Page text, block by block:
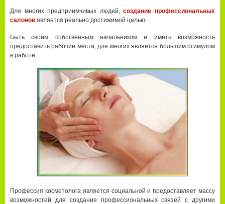
Для многих предприимчивых людей,создание профессиональных
салонов является реально достижимой целью.
Быть своим собственным начальником и иметь возможность
предоставить рабочие места, для многих является большим стимулом
в работе.
Профессия косметолога является социальной и предоставляет массу
возможностей для создания профессиональных связей с другими